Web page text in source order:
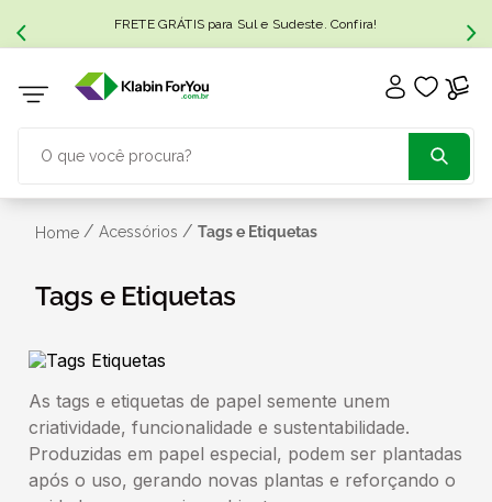
FRETE GRÁTIS para Sul e Sudeste. Confira!
Home / Acessórios / Tags e Etiquetas
Tags e Etiquetas
As tags e etiquetas de papel semente unem
criatividade, funcionalidade e sustentabilidade.
Produzidas em papel especial, podem ser plantadas
após o uso, gerando novas plantas e reforçando o
TERMOS MAIS BUSCADOS
3 º caixa sedex
4 º caixas